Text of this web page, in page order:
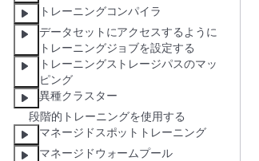
トレーニングコンパイラ
データセットにアクセスするように
トレーニングジョブを設定する
トレーニングストレージパスのマッ
ピング
異種クラスター
段階的トレーニングを使用する
マネージドスポットトレーニング
マネージドウォームプール